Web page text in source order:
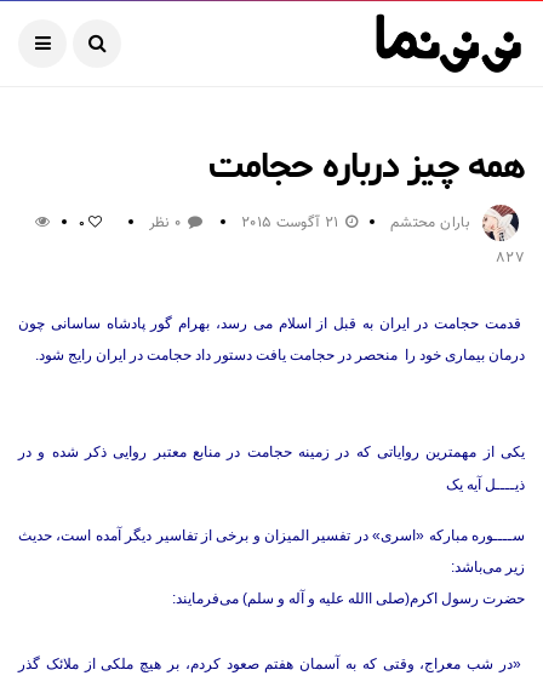
همه چیز درباره حجامت
باران محتشم 21 آگوست 2015 0 نظر 0
827
قدمت حجامت در ایران به قبل از اسلام می رسد، بهرام گور پادشاه ساسانی چون
درمان بیماری خود را منحصر در حجامت یافت دستور داد حجامت در ایران رایج شود.
یکی از مهمترین روایاتی که در زمینه حجامت در منابع معتبر روایی ذکر شده و در
ذیــــل آیه یک
ســــوره‌ مبارکه «اسری» در تفسیر المیزان و برخی از تفاسیر دیگر آمده ‌است، حدیث
زیر می‌باشد:
حضرت رسول اکرم(صلی االله علیه و آله و سلم) می‌فرمایند:
«در شب معراج، وقتی که به آسمان هفتم صعود کردم، بر هیچ ملکی از ملائک گذر